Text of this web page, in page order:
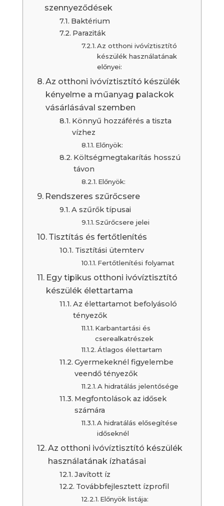
szennyeződések
Baktérium
Paraziták
Az otthoni ivóvíztisztító
készülék használatának
előnyei:
Az otthoni ivóvíztisztító készülék
kényelme a műanyag palackok
vásárlásával szemben
Könnyű hozzáférés a tiszta
vízhez
Előnyök:
Költségmegtakarítás hosszú
távon
Előnyök:
Rendszeres szűrőcsere
A szűrők típusai
Szűrőcsere jelei
Tisztítás és fertőtlenítés
Tisztítási ütemterv
Fertőtlenítési folyamat
Egy tipikus otthoni ivóvíztisztító
készülék élettartama
Az élettartamot befolyásoló
tényezők
Karbantartási és
cserealkatrészek
Átlagos élettartam
Gyermekeknél figyelembe
veendő tényezők
A hidratálás jelentősége
Megfontolások az idősek
számára
A hidratálás elősegítése
időseknél
Az otthoni ivóvíztisztító készülék
használatának ízhatásai
Javított íz
Továbbfejlesztett ízprofil
Előnyök listája: